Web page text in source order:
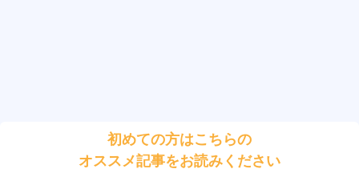
初めての方はこちらの
オススメ記事をお読みください